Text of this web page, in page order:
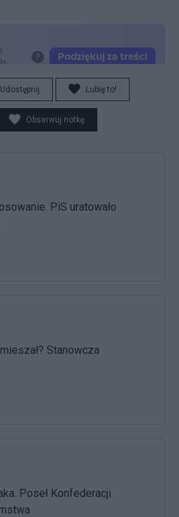
Udostępnij Lubię to!
Obserwuj notkę
PiS uratowało
Stanowcza
Poseł Konfederacji